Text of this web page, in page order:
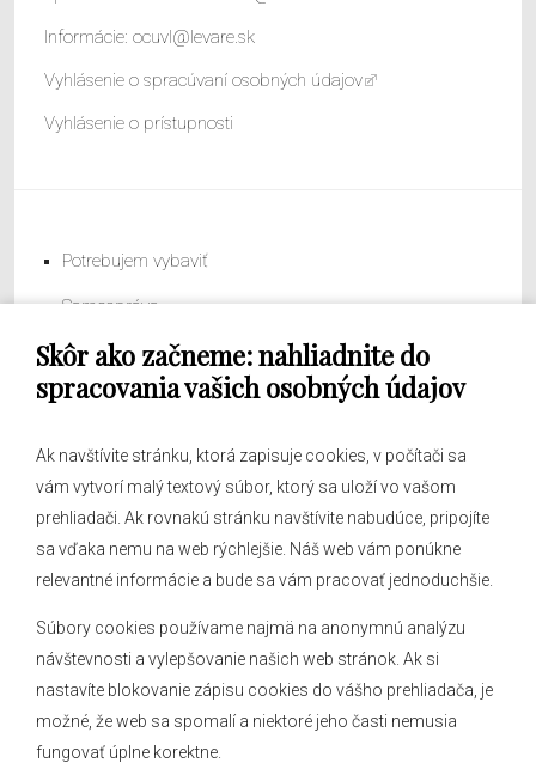
Skôr ako začneme: nahliadnite do
spracovania vašich osobných údajov
Ak navštívite stránku, ktorá zapisuje cookies, v počítači sa
vám vytvorí malý textový súbor, ktorý sa uloží vo vašom
prehliadači. Ak rovnakú stránku navštívite nabudúce, pripojíte
sa vďaka nemu na web rýchlejšie. Náš web vám ponúkne
relevantné informácie a bude sa vám pracovať jednoduchšie.
Súbory cookies používame najmä na anonymnú analýzu
návštevnosti a vylepšovanie našich web stránok. Ak si
nastavíte blokovanie zápisu cookies do vášho prehliadača, je
možné, že web sa spomalí a niektoré jeho časti nemusia
fungovať úplne korektne.
Informácie: ocuvl@levare.sk
Vyhlásenie o spracúvaní osobných údajov
Vyhlásenie o prístupnosti
Potrebujem vybaviť
Samospráva
Obecný úrad
O obci
Hlásenia obecného rozhlasu
Kontakt